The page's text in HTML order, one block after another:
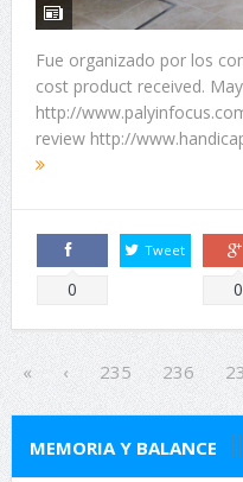
Fue organizado por los
cost product received.
http://
review http://
Comparte
0
Tweet
0
« ‹ 235 236
MEMORIA Y BALANCE